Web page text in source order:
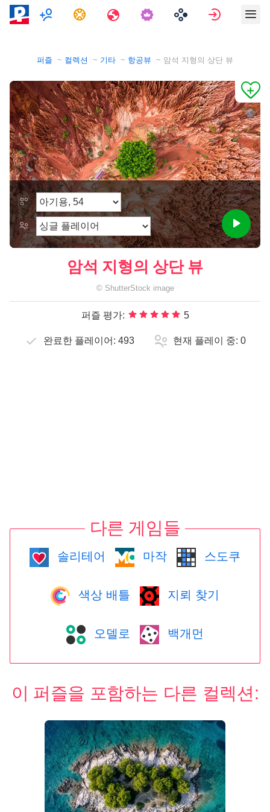
멀티플레이어
과제 여행 로그인
퍼즐 컬렉션 기타 항공뷰 암석 지형의 상단 뷰
암석 지형의 상단 뷰
© ShutterStock image
퍼즐 평가: 5
완료한 플레이어: 493 현재 플레이 중: 0
다른 게임들
솔리테어 마작 스도쿠
색상 배틀 지뢰 찾기
오델로 백개먼
이 퍼즐을 포함하는 다른 컬렉션: